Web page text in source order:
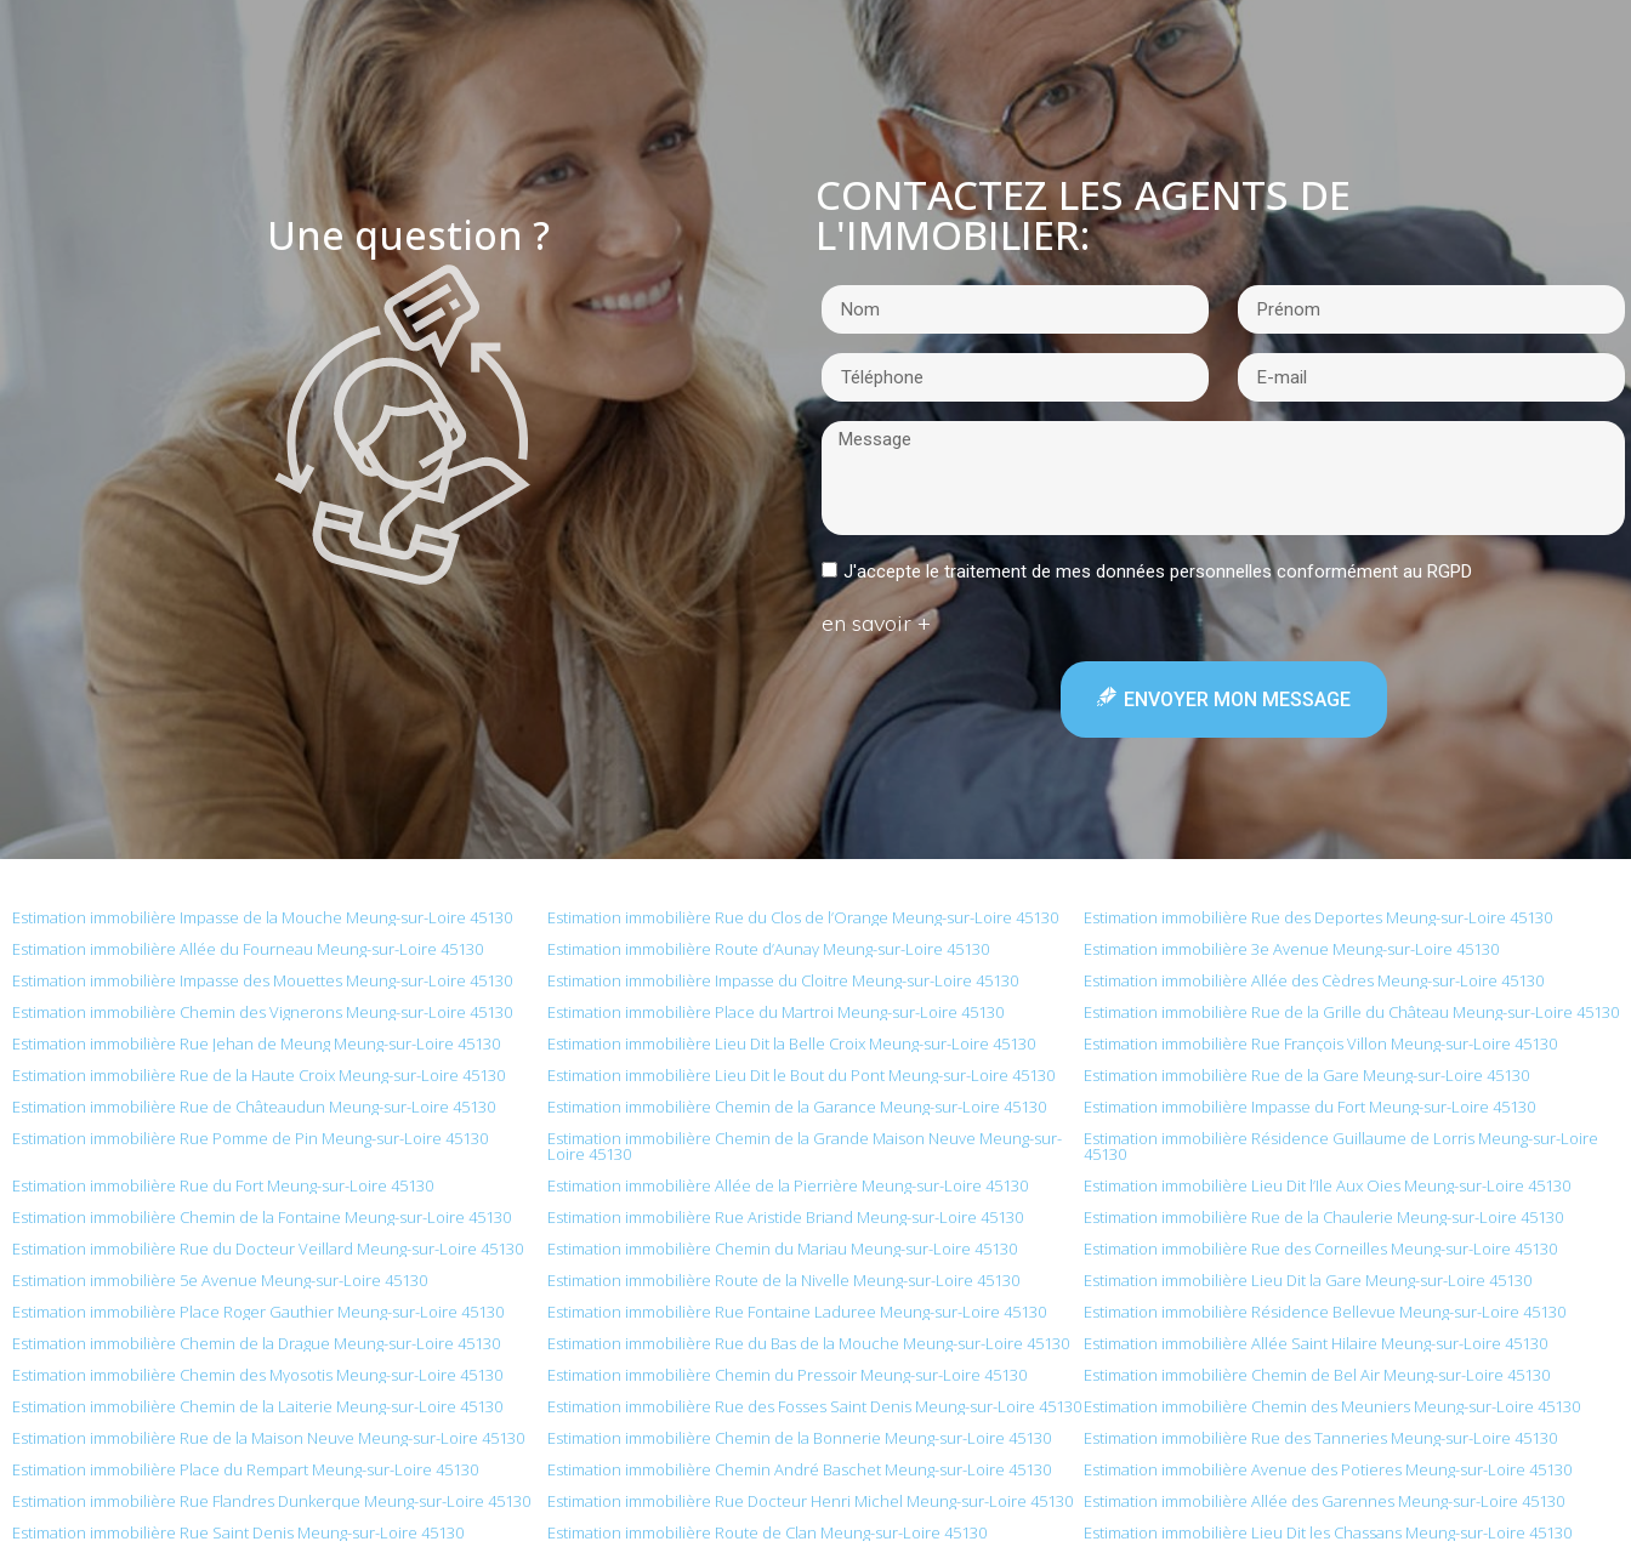
Une question ?
CONTACTEZ LES AGENTS DE
L'IMMOBILIER:
J'accepte le traitement de mes données personnelles conformément au RGPD
en savoir +
ENVOYER MON MESSAGE
Estimation immobilière Impasse de la Mouche Meung-sur-Loire 45130 Estimation immobilière Rue du Clos de l’Orange Meung-sur-Loire 45130
Estimation immobilière Rue des Deportes Meung-sur-Loire 45130
Estimation immobilière Allée du Fourneau Meung-sur-Loire 45130
Estimation immobilière Route d’Aunay Meung-sur-Loire 45130
Estimation immobilière 3e Avenue Meung-sur-Loire 45130
Estimation immobilière Impasse des Mouettes Meung-sur-Loire 45130
Estimation immobilière Impasse du Cloitre Meung-sur-Loire 45130
Estimation immobilière Allée des Cèdres Meung-sur-Loire 45130
Estimation immobilière Chemin des Vignerons Meung-sur-Loire 45130
Estimation immobilière Place du Martroi Meung-sur-Loire 45130
Estimation immobilière Rue de la Grille du Château Meung-sur-Loire 45130
Estimation immobilière Rue Jehan de Meung Meung-sur-Loire 45130
Estimation immobilière Lieu Dit la Belle Croix Meung-sur-Loire 45130
Estimation immobilière Rue François Villon Meung-sur-Loire 45130
Estimation immobilière Rue de la Haute Croix Meung-sur-Loire 45130
Estimation immobilière Lieu Dit le Bout du Pont Meung-sur-Loire 45130
Estimation immobilière Rue de la Gare Meung-sur-Loire 45130
Estimation immobilière Rue de Châteaudun Meung-sur-Loire 45130
Estimation immobilière Chemin de la Garance Meung-sur-Loire 45130
Estimation immobilière Impasse du Fort Meung-sur-Loire 45130
Estimation immobilière Rue Pomme de Pin Meung-sur-Loire 45130
Estimation immobilière Chemin de la Grande Maison Neuve Meung-sur-
Loire 45130
Estimation immobilière Résidence Guillaume de Lorris Meung-sur-Loire
45130
Estimation immobilière Rue du Fort Meung-sur-Loire 45130
Estimation immobilière Allée de la Pierrière Meung-sur-Loire 45130
Estimation immobilière Lieu Dit l’Ile Aux Oies Meung-sur-Loire 45130
Estimation immobilière Chemin de la Fontaine Meung-sur-Loire 45130
Estimation immobilière Rue Aristide Briand Meung-sur-Loire 45130
Estimation immobilière Rue de la Chaulerie Meung-sur-Loire 45130
Estimation immobilière Rue du Docteur Veillard Meung-sur-Loire 45130
Estimation immobilière Chemin du Mariau Meung-sur-Loire 45130
Estimation immobilière Rue des Corneilles Meung-sur-Loire 45130
Estimation immobilière 5e Avenue Meung-sur-Loire 45130
Estimation immobilière Route de la Nivelle Meung-sur-Loire 45130
Estimation immobilière Lieu Dit la Gare Meung-sur-Loire 45130
Estimation immobilière Place Roger Gauthier Meung-sur-Loire 45130
Estimation immobilière Rue Fontaine Laduree Meung-sur-Loire 45130
Estimation immobilière Résidence Bellevue Meung-sur-Loire 45130
Estimation immobilière Chemin de la Drague Meung-sur-Loire 45130
Estimation immobilière Rue du Bas de la Mouche Meung-sur-Loire 45130
Estimation immobilière Allée Saint Hilaire Meung-sur-Loire 45130
Estimation immobilière Chemin des Myosotis Meung-sur-Loire 45130
Estimation immobilière Chemin du Pressoir Meung-sur-Loire 45130
Estimation immobilière Chemin de Bel Air Meung-sur-Loire 45130
Estimation immobilière Chemin de la Laiterie Meung-sur-Loire 45130
Estimation immobilière Rue des Fosses Saint Denis Meung-sur-Loire 45130Estimation immobilière Chemin des Meuniers Meung-sur-Loire 45130
Estimation immobilière Rue de la Maison Neuve Meung-sur-Loire 45130
Estimation immobilière Chemin de la Bonnerie Meung-sur-Loire 45130
Estimation immobilière Rue des Tanneries Meung-sur-Loire 45130
Estimation immobilière Place du Rempart Meung-sur-Loire 45130
Estimation immobilière Chemin André Baschet Meung-sur-Loire 45130
Estimation immobilière Avenue des Potieres Meung-sur-Loire 45130
Estimation immobilière Rue Flandres Dunkerque Meung-sur-Loire 45130
Estimation immobilière Rue Docteur Henri Michel Meung-sur-Loire 45130 Estimation immobilière Allée des Garennes Meung-sur-Loire 45130
Estimation immobilière Rue Saint Denis Meung-sur-Loire 45130
Estimation immobilière Route de Clan Meung-sur-Loire 45130 Estimation immobilière Lieu Dit les Chassans Meung-sur-Loire 45130